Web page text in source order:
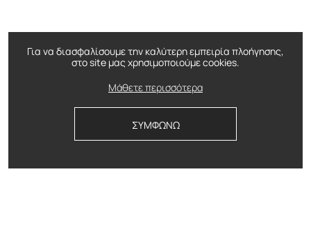
Για να διασφαλίσουμε την καλύτερη εμπειρία πλοήγησης,
στο site μας χρησιμοποιούμε cookies.
Μάθετε περισσότερα
ΣΥΜΦΩΝΩ